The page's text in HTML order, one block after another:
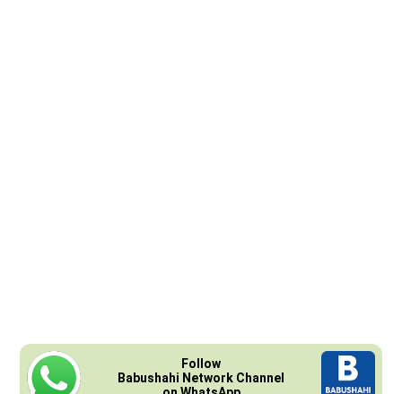
Follow
Babushahi Network Channel